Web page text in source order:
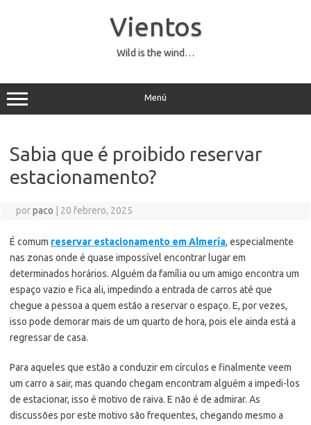
Vientos
Wild is the wind…
Menú
Sabia que é proibido reservar
estacionamento?
porpaco 20 febrero, 2025
É comum reservar estacionamento em Almería, especialmente
nas zonas onde é quase impossível encontrar lugar em
determinados horários. Alguém da família ou um amigo encontra um
espaço vazio e fica ali, impedindo a entrada de carros até que
chegue a pessoa a quem estão a reservar o espaço. E, por vezes,
isso pode demorar mais de um quarto de hora, pois ele ainda está a
regressar de casa.
Para aqueles que estão a conduzir em círculos e finalmente veem
um carro a sair, mas quando chegam encontram alguém a impedi-los
de estacionar, isso é motivo de raiva. E não é de admirar. As
discussões por este motivo são frequentes, chegando mesmo a